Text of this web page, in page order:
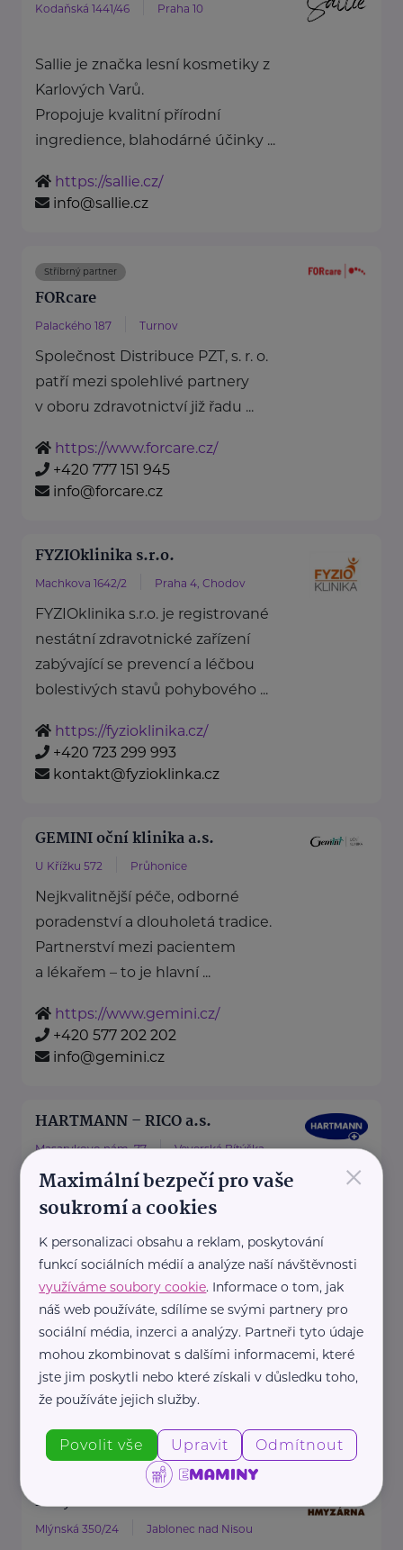
Kodaňská 1441/46 Praha 10
Sallie je značka lesní kosmetiky z
Karlových Varů.
Propojuje kvalitní přírodní
ingredience, blahodárné účinky ...
https://sallie.cz/
info@sallie.cz
Stříbrný partner
FORcare
Palackého 187 Turnov
Společnost Distribuce PZT, s. r. o.
patří mezi spolehlivé partnery
v oboru zdravotnictví již řadu ...
https://www.forcare.cz/
+420 777 151 945
info@forcare.cz
FYZIOklinika s.r.o.
Machkova 1642/2 Praha 4, Chodov
FYZIOklinika s.r.o. je registrované
nestátní zdravotnické zařízení
zabývající se prevencí a léčbou
bolestivých stavů pohybového ...
https://fyzioklinika.cz/
+420 723 299 993
kontakt@fyzioklinka.cz
GEMINI oční klinika a.s.
U Křížku 572 Průhonice
Nejkvalitnější péče, odborné
poradenství a dlouholetá tradice.
Partnerství mezi pacientem
a lékařem – to je hlavní ...
https://www.gemini.cz/
+420 577 202 202
info@gemini.cz
HARTMANN – RICO a.s.
Masarykovo nám. 77 Veverská Bítýška
zdravotnické pomůcky a
hygienická řešení s dlouholetou
tradicí.
Zaměřuje ...
https://hartmanndirect.com/cs-cz
info@hartmanndirect.cz
Hmyzárna.cz
Mlýnská 350/24 Jablonec nad Nisou
×
Maximální bezpečí pro vaše
soukromí a cookies
K personalizaci obsahu a reklam, poskytování
funkcí sociálních médií a analýze naší návštěvnosti
využíváme soubory cookie. Informace o tom, jak
náš web používáte, sdílíme se svými partnery pro
sociální média, inzerci a analýzy. Partneři tyto údaje
mohou zkombinovat s dalšími informacemi, které
jste jim poskytli nebo které získali v důsledku toho,
že používáte jejich služby.
Povolit vše Upravit Odmítnout